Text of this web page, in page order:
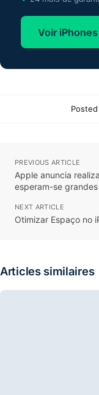
Voir
PREVIOUS ARTICLE
Apple anuncia
esperam-se
NEXT ARTICLE
Otimizar Espaço no
Articles similaires